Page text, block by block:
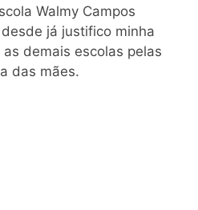
Walmy Campos
já justifico minha
demais escolas pelas
das mães.